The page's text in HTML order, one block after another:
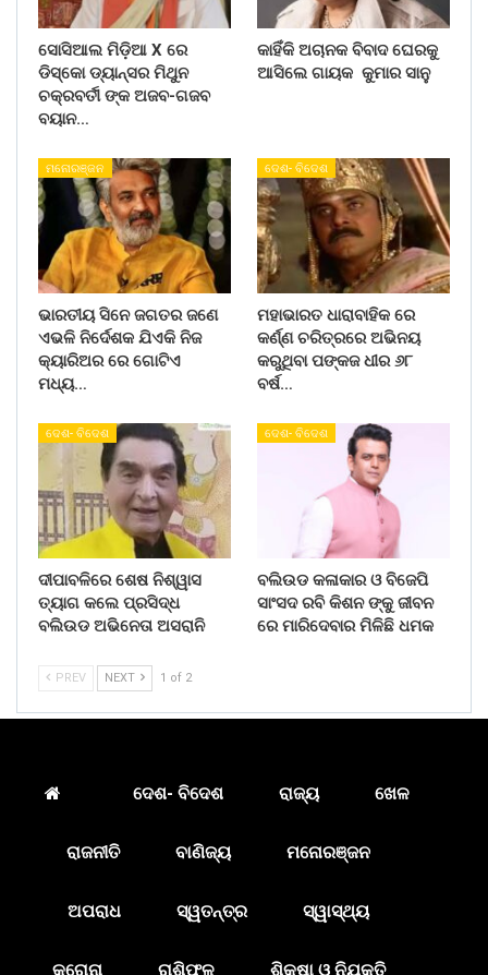
ସୋସିଆଲ ମିଡ଼ିଆ X ରେ
ଡିସ୍କୋ ଡ୍ୟାନ୍ସର ମିଥୁନ
ଚକ୍ରବର୍ତୀ ଙ୍କ ଅଜବ-ଗଜବ
ବୟାନ…
କାହିଁକି ଅଚାନକ ବିବାଦ ଘେରକୁ
ଆସିଲେ ଗାୟକ କୁମାର ସାନୁ
ମନୋରଞ୍ଜନ
ଭାରତୀୟ ସିନେ ଜଗତର ଜଣେ
ଏଭଳି ନିର୍ଦେଶକ ଯିଏକି ନିଜ
କ୍ୟାରିଅର ରେ ଗୋଟିଏ
ମଧ୍ୟ…
ଦେଶ- ବିଦେଶ
ମହାଭାରତ ଧାରାବାହିକ ରେ
କର୍ଣ୍ଣ ଚରିତ୍ରରେ ଅଭିନୟ
କରୁଥିବା ପଙ୍କଜ ଧୀର ୬୮
ବର୍ଷ…
ଦେଶ- ବିଦେଶ
ଦୀପାବଳିରେ ଶେଷ ନିଶ୍ୱାସ
ତ୍ୟାଗ କଲେ ପ୍ରସିଦ୍ଧ
ବଲିଉଡ ଅଭିନେତା ଅସରାନି
ଦେଶ- ବିଦେଶ
ବଲିଉଡ କଳାକାର ଓ ବିଜେପି
ସାଂସଦ ରବି କିଶନ ଙ୍କୁ ଜୀବନ
ରେ ମାରିଦେବାର ମିଳିଛି ଧମକ
PREV NEXT 1 of 2
ଦେଶ- ବିଦେଶ ରାଜ୍ୟ ଖେଳ
ରାଜନୀତି ବାଣିଜ୍ୟ ମନୋରଞ୍ଜନ
ଅପରାଧ ସ୍ୱତନ୍ତ୍ର ସ୍ୱାସ୍ଥ୍ୟ
କରୋନା ରାଶିଫଳ ଶିକ୍ଷା ଓ ନିଯୁକ୍ତି